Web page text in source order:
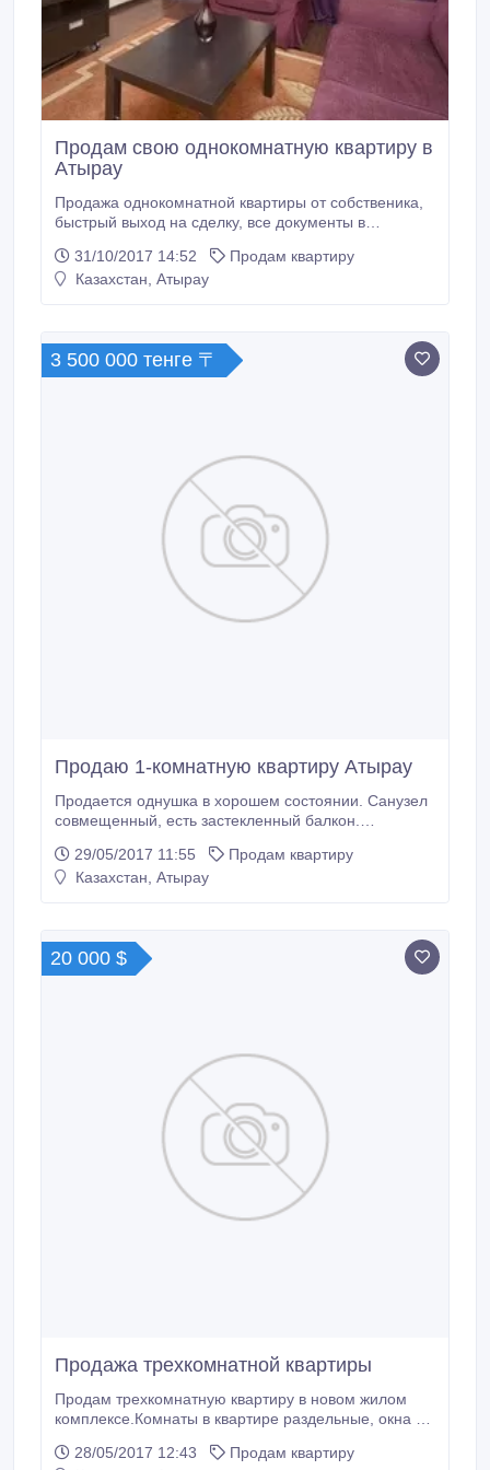
Продам свою однокомнатную квартиру в
Атырау
Продажа однокомнатной квартиры от собственика,
быстрый выход на сделку, все документы в
все новые, квартира очень теплая.Просторная
лоджия застеклена, на всех окнах установлены
двор есть детская площадка.
31/10/2017 14:52
Продам квартиру
Казахстан, Атырау
3 500 000 тенге 〒
Продаю 1-комнатную квартиру Атырау
Продается однушка в хорошем состоянии. Санузел
совмещенный, есть застекленный балкон.
кондиционер. Квартира находится в центре города,
возле площади Исатая и Махамбета, по ул
извиняюсь за неудобства, в данный момент
нахожусь за границей.
29/05/2017 11:55
Продам квартиру
Казахстан, Атырау
20 000 $
Продажа трехкомнатной квартиры
Продам трехкомнатную квартиру в новом жилом
комплексе.Комнаты в квартире раздельные, окна на
сделан хороший ремонт, заменил абсолютно все
28/05/2017 12:43
Продам квартиру